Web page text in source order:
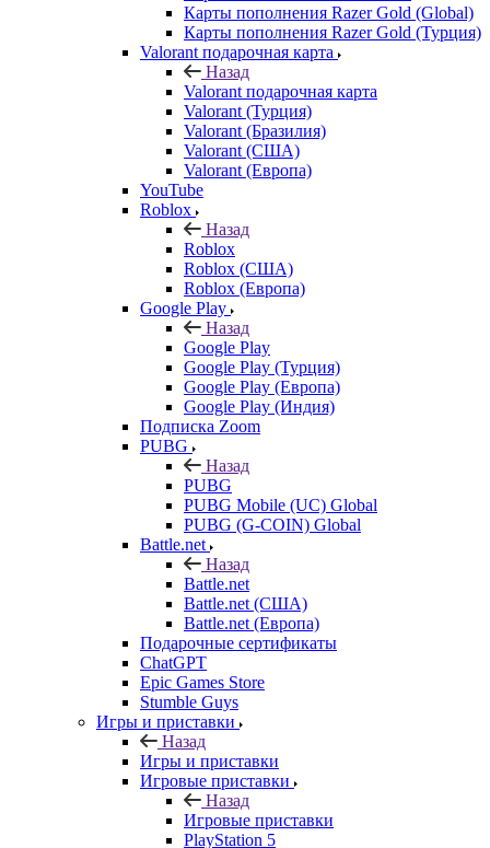
Карты пополнения Razer Gold (Global)
Карты пополнения Razer Gold (Турция)
Valorant подарочная карта
Назад
Valorant подарочная карта
Valorant (Турция)
Valorant (Бразилия)
Valorant (США)
Valorant (Европа)
YouTube
Roblox
Назад
Roblox
Roblox (США)
Roblox (Европа)
Google Play
Назад
Google Play
Google Play (Турция)
Google Play (Европа)
Google Play (Индия)
Подписка Zoom
PUBG
Назад
PUBG
PUBG Mobile (UC) Global
PUBG (G-COIN) Global
Battle.net
Назад
Battle.net
Battle.net (США)
Battle.net (Европа)
Подарочные сертификаты
ChatGPT
Epic Games Store
Stumble Guys
Игры и приставки
Назад
Игры и приставки
Игровые приставки
Назад
Игровые приставки
PlayStation 5